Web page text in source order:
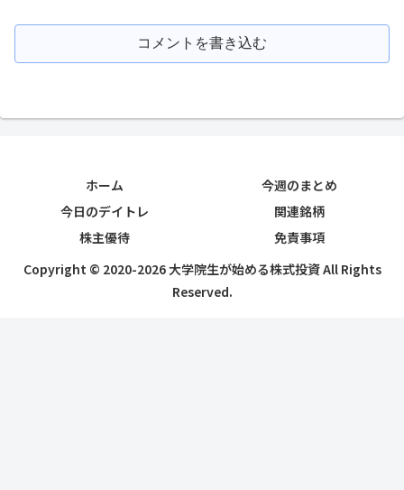
コメントを書き込む
ホーム
今週のまとめ
今日のデイトレ
関連銘柄
株主優待
免責事項
Copyright © 2020-2026 大学院生が始める株式投資 All Rights
Reserved.